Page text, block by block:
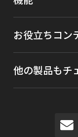
お役立ちコン
他の製品もチ